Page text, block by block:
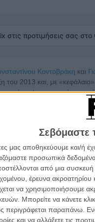
Σεβόμαστε
μας αποθηκεύουμε και/
προσωπικά
από μια συσκευή
έρευνα
να χρησιμοποιήσουμε
Μπορείτε να κάνετε κλικ
περιγράφεται παραπάνω.
και να αλλάξετε τις
στις προτιμήσεις σας στο
Κοντοβράκη και
του 2013 και, με
, υπέγραψε τη χρονιά που
«Να
στα σκαριά. Τώρα η
της, τη
και ταλαντούχους
κόσμο.
ταινιών της Ελλάδας και
την εναλλακτική διανομή.
άξονα, που καλύπτει τις
στη δράση της από τις ίδιες
ότι το σινεμά της
την αξιοποιήσει σωστά.